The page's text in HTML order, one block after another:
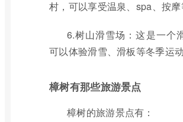
村，可以享受温泉、spa、按摩
6.树山滑雪场：这是一个
可以体验滑雪、滑板等冬季运动
樟树有那些旅游景点
樟树的旅游景点有：